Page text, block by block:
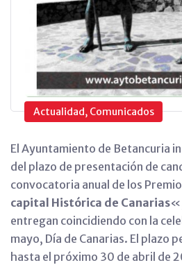
Actualidad, Comunicados
El Ayuntamiento de Betancuria
del plazo de presentación de
convocatoria anual de los
capital Histórica de Canarias
entregan coincidiendo con la
mayo, Día de Canarias. El plazo
hasta el próximo 30 de abril de